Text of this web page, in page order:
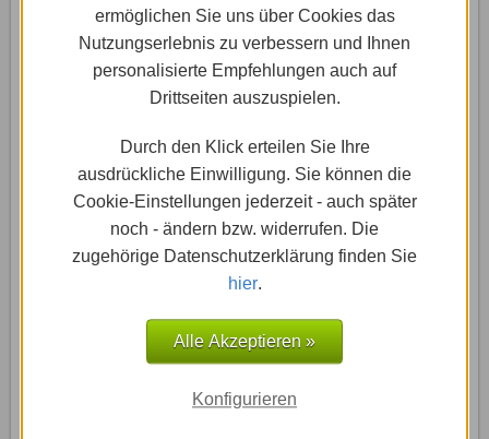
ermöglichen Sie uns über Cookies das
Nutzungserlebnis zu verbessern und Ihnen
personalisierte Empfehlungen auch auf
Drittseiten auszuspielen.
Durch den Klick erteilen Sie Ihre
ausdrückliche Einwilligung. Sie können die
Cookie-Einstellungen jederzeit - auch später
noch - ändern bzw. widerrufen. Die
zugehörige Datenschutzerklärung finden Sie
hier.
Alle Akzeptieren »
Konfigurieren
3,4 3,7
3,3 3,7
3,2 3,8
3,2
3,1 3,9
3 4
3 4,1